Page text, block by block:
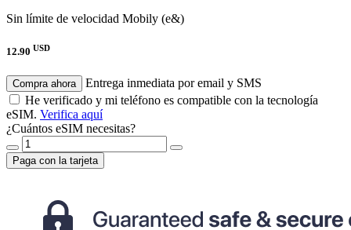
Sin límite de velocidad Mobily (e&)
12.90 USD
Compra ahora
Entrega inmediata por email y SMS
He verificado y mi teléfono es compatible con la tecnología
eSIM. Verifica aquí
¿Cuántos eSIM necesitas?
Paga con la tarjeta